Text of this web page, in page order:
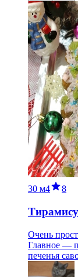
30 м4 8
Очень
Главное —
печенья